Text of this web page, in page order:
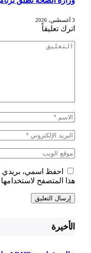
اترك تعليقاً
احفظ اسمي، بريدي
هذا المتصفح لاستخدامها
الأخيرة